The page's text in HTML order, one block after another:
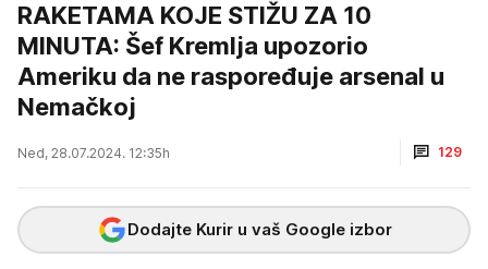
RAKETAMA KOJE STIŽU ZA 10
MINUTA: Šef Kremlja upozorio
Ameriku da ne raspoređuje arsenal u
Nemačkoj
Ned, 28.07.2024. 12:35h 129
Dodajte Kurir u vaš Google izbor